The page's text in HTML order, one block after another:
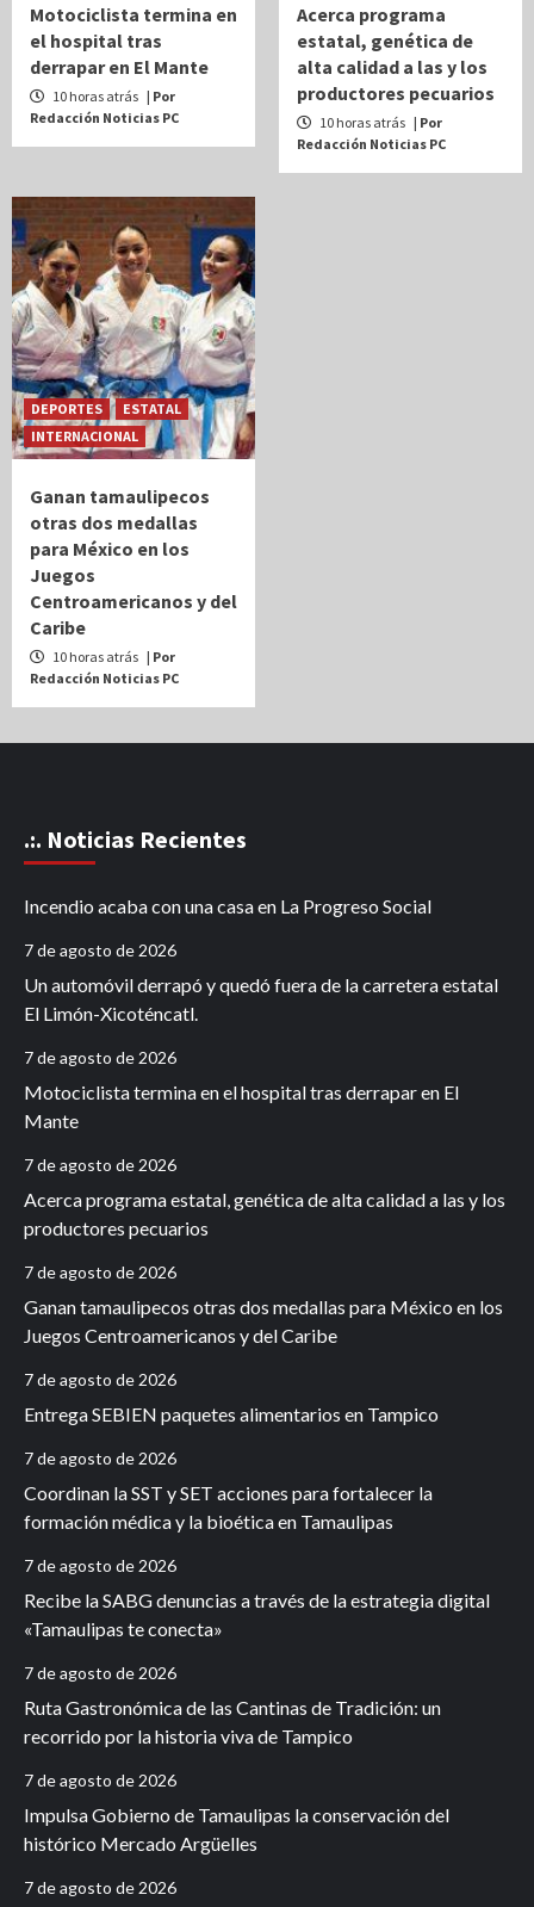
Motociclista termina en
el hospital tras
derrapar en El Mante
10 horas atrás | Por
Redacción Noticias PC
Acerca programa
estatal, genética de
alta calidad a las y los
productores pecuarios
10 horas atrás | Por
Redacción Noticias PC
DEPORTES
ESTATAL
INTERNACIONAL
Ganan tamaulipecos
otras dos medallas
para México en los
Juegos
Centroamericanos y del
Caribe
10 horas atrás | Por
Redacción Noticias PC
.:. Noticias Recientes
Incendio acaba con una casa en La Progreso Social
7 de agosto de 2026
Un automóvil derrapó y quedó fuera de la carretera estatal
El Limón-Xicoténcatl.
7 de agosto de 2026
Motociclista termina en el hospital tras derrapar en El
Mante
7 de agosto de 2026
Acerca programa estatal, genética de alta calidad a las y los
productores pecuarios
7 de agosto de 2026
Ganan tamaulipecos otras dos medallas para México en los
Juegos Centroamericanos y del Caribe
7 de agosto de 2026
Entrega SEBIEN paquetes alimentarios en Tampico
7 de agosto de 2026
Coordinan la SST y SET acciones para fortalecer la
formación médica y la bioética en Tamaulipas
7 de agosto de 2026
Recibe la SABG denuncias a través de la estrategia digital
«Tamaulipas te conecta»
7 de agosto de 2026
Ruta Gastronómica de las Cantinas de Tradición: un
recorrido por la historia viva de Tampico
7 de agosto de 2026
Impulsa Gobierno de Tamaulipas la conservación del
histórico Mercado Argüelles
7 de agosto de 2026